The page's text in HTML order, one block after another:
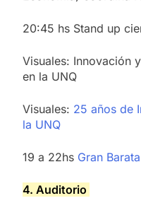
20:45 hs Stand up
Visuales: Innovación
en la UNQ
Visuales: 25 años de
la UNQ
19 a 22hs Gran
4. Auditorio